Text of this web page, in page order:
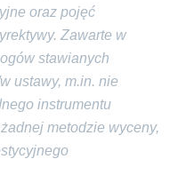
oraz pojęć
Zawarte w
stawianych
ustawy, m.in. nie
instrumentu
metodzie wyceny,